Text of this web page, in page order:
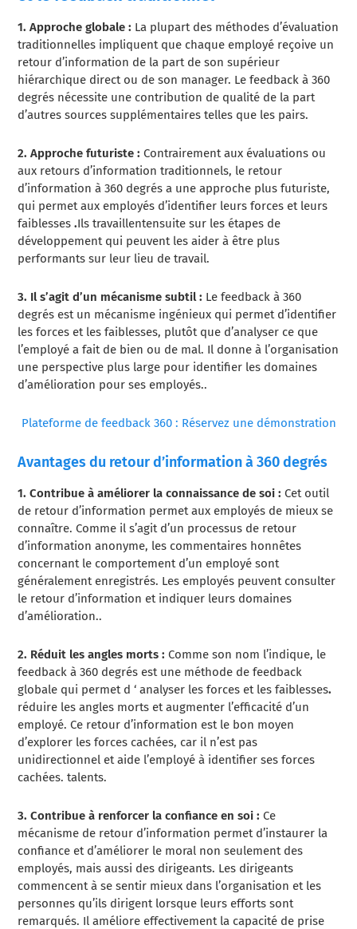
1. Approche globale : La plupart des méthodes d’évaluation
traditionnelles impliquent que chaque employé reçoive un
retour d’information de la part de son supérieur
hiérarchique direct ou de son manager. Le feedback à 360
degrés nécessite une contribution de qualité de la part
d’autres sources supplémentaires telles que les pairs.
2. Approche futuriste :Contrairement aux évaluations ou
aux retours d’information traditionnels, le retour
d’information à 360 degrés a une approche plus futuriste,
qui permet aux employés d’identifier leurs forces et leurs
faiblesses.Ilstravaillentensuitesur les étapes de
développement qui peuvent les aider à être plus
performants sur leur lieu de travail.
3. Il s’agit d’un mécanisme subtil : Le feedback à 360
degrés est un mécanisme ingénieux qui permet d’identifier
les forces et les faiblesses, plutôt que d’analyser ce que
l’employé a fait de bien ou de mal. Il donne à l’organisation
une perspective plus large pour identifier les domaines
d’amélioration pour ses employés..
Plateforme de feedback 360 : Réservez une démonstration
Avantages du retour d’information à 360 degrés
1. Contribue à améliorer la connaissance de soi : Cet outil
de retour d’information permet aux employés de mieux se
connaître. Comme il s’agit d’un processus de retour
d’information anonyme, les commentaires honnêtes
concernant le comportement d’un employé sont
généralement enregistrés. Les employés peuvent consulter
le retour d’information et indiquer leurs domaines
d’amélioration..
2. Réduit les angles morts :Comme son nom l’indique, le
feedback à 360 degrés est une méthode de feedback
globale qui permet d ‘ analyser les forces et les faiblesses.
réduire les angles morts et augmenter l’efficacité d’un
employé. Ce retour d’information est le bon moyen
d’explorer les forces cachées, car il n’est pas
unidirectionnel et aide l’employé à identifier ses forces
cachées.talents.
3. Contribue à renforcer la confiance en soi :Ce
mécanisme de retour d’information permet d’instaurer la
confiance et d’améliorer le moral non seulement des
employés, mais aussi des dirigeants. Les dirigeants
commencent à se sentir mieux dans l’organisation et les
personnes qu’ils dirigent lorsque leurs efforts sont
remarqués. Il améliore effectivement la capacité de prise